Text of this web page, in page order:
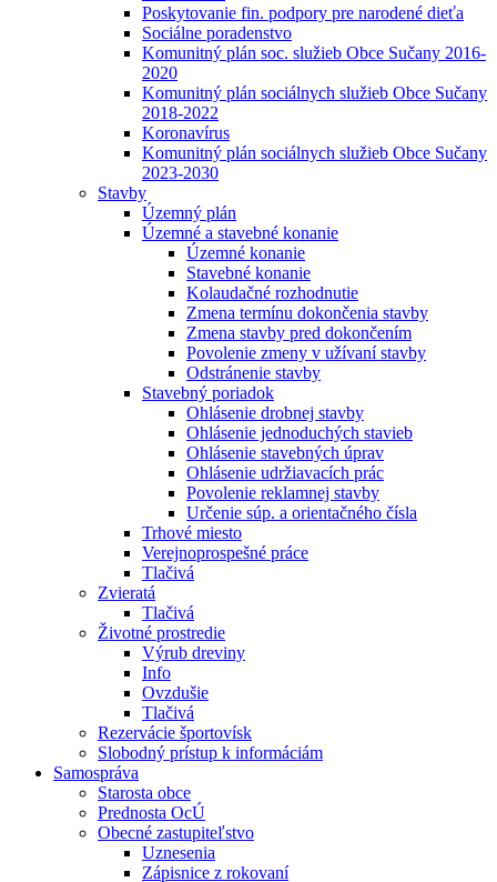
Poskytovanie fin. podpory pre narodené dieťa
Sociálne poradenstvo
Komunitný plán soc. služieb Obce Sučany 2016-
2020
Komunitný plán sociálnych služieb Obce Sučany
2018-2022
Koronavírus
Komunitný plán sociálnych služieb Obce Sučany
2023-2030
Stavby
Územný plán
Územné a stavebné konanie
Územné konanie
Stavebné konanie
Kolaudačné rozhodnutie
Zmena termínu dokončenia stavby
Zmena stavby pred dokončením
Povolenie zmeny v užívaní stavby
Odstránenie stavby
Stavebný poriadok
Ohlásenie drobnej stavby
Ohlásenie jednoduchých stavieb
Ohlásenie stavebných úprav
Ohlásenie udržiavacích prác
Povolenie reklamnej stavby
Určenie súp. a orientačného čísla
Trhové miesto
Verejnoprospešné práce
Tlačivá
Zvieratá
Tlačivá
Životné prostredie
Výrub dreviny
Info
Ovzdušie
Tlačivá
Rezervácie športovísk
Slobodný prístup k informáciám
Samospráva
Starosta obce
Prednosta OcÚ
Obecné zastupiteľstvo
Uznesenia
Zápisnice z rokovaní